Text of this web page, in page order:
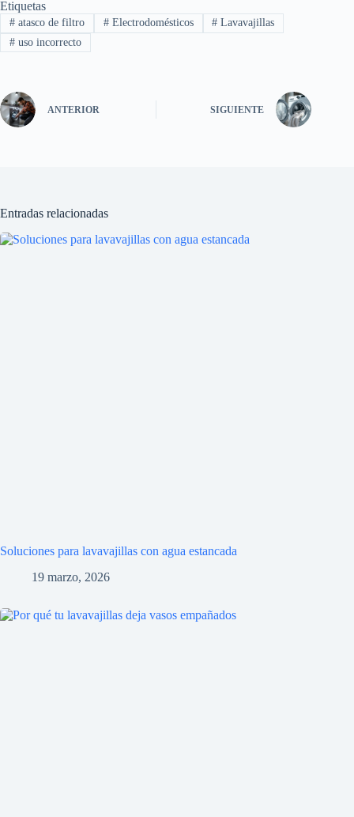
Etiquetas
#atasco de filtro #Electrodomésticos # Lavavajillas
#uso incorrecto
ANTERIOR SIGUIENTE
Entradas relacionadas
Soluciones para lavavajillas con agua estancada
19 marzo, 2026